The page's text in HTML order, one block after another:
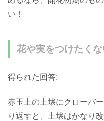
い！
花や実をつけたく
得られた回答:
赤玉土の土壌にクローバ
り返すと、土壌はかなり